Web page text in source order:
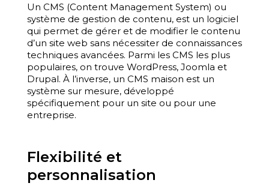
Un CMS (Content Management System) ou
système de gestion de contenu, est un logiciel
qui permet de gérer et de modifier le contenu
d’un site web sans nécessiter de connaissances
techniques avancées. Parmi les CMS les plus
populaires, on trouve WordPress, Joomla et
Drupal. À l’inverse, un CMS maison est un
système sur mesure, développé
spécifiquement pour un site ou pour une
entreprise.
Flexibilité et
personnalisation